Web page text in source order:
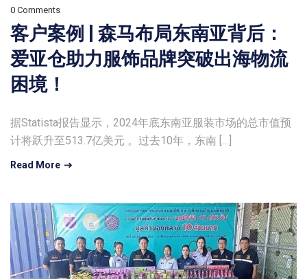
0 Comments
客户案例 | 森马布局东南亚背后：
爱亚仓助力服饰品牌突破出海物流
困境！
据Statista报告显示，2024年底东南亚服装市场的总市值预
计将跃升至513.7亿美元 。过去10年，东南 […]
Read More